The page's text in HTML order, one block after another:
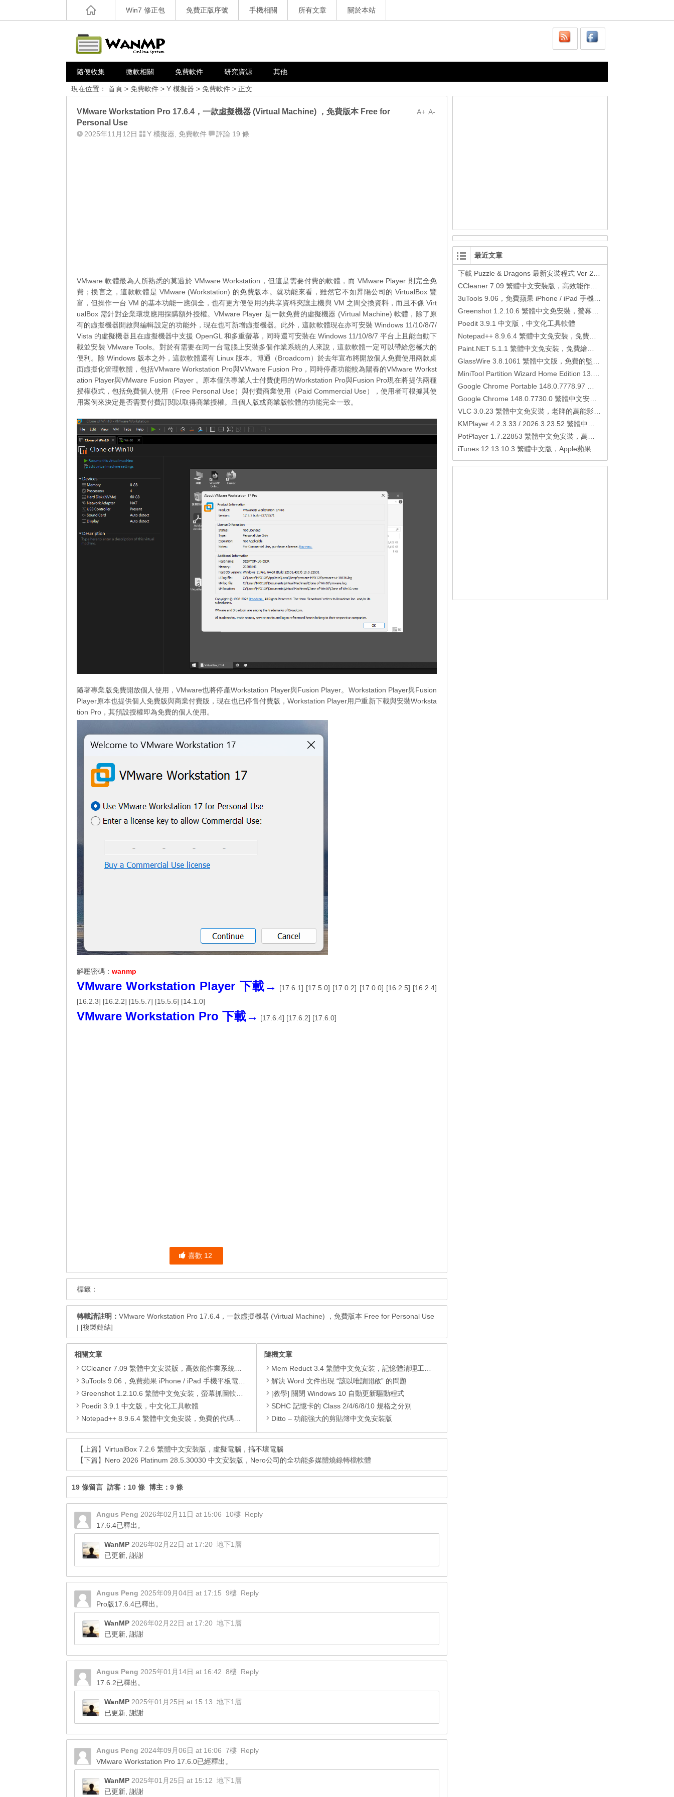
Win7 修正包 免費正版序號 手機相關 所有文章 關於本站
隨便收集 微軟相關 免費軟件 研究資源 其他
現在位置： 首頁 > 免費軟件 > Y 模擬器 > 免費軟件 > 正文
A-
A+
VMware Workstation Pro 17.6.4，一款虛擬機器 (Virtual Machine) ，免費版本 Free for
Personal Use
2025年11月12日 Y 模擬器 免費軟件 評論 19 條
VMware 軟體最為人所熟悉的莫過於 VMware Workstation，但這是需要付費的軟體，而 VMware Player 則完全免
費；換言之，這款軟體是 VMware (Workstation) 的免費版本。就功能來看，雖然它不如昇陽公司的 VirtualBox 豐
富，但操作一台 VM 的基本功能一應俱全，也有更方便使用的共享資料夾讓主機與 VM 之間交換資料，而且不像 Virt
ualBox 需針對企業環境應用採購額外授權。VMware Player 是一款免費的虛擬機器 (Virtual Machine) 軟體，除了原
有的虛擬機器開啟與編輯設定的功能外，現在也可新增虛擬機器。此外，這款軟體現在亦可安裝 Windows 11/10/8/7/
Vista 的虛擬機器且在虛擬機器中支援 OpenGL 和多重螢幕，同時還可安裝在 Windows 11/10/8/7 平台上且能自動下
載並安裝 VMware Tools。對於有需要在同一台電腦上安裝多個作業系統的人來說，這款軟體一定可以帶給您極大的
便利。除 Windows 版本之外，這款軟體還有 Linux 版本。博通（Broadcom）於去年宣布將開放個人免費使用兩款桌
面虛擬化管理軟體，包括VMware Workstation Pro與VMware Fusion Pro，同時停產功能較為陽春的VMware Workst
ation Player與VMware Fusion Player 。原本僅供專業人士付費使用的Workstation Pro與Fusion Pro現在將提供兩種
授權模式，包括免費個人使用（Free Personal Use）與付費商業使用（Paid Commercial Use），使用者可根據其使
用案例來決定是否需要付費訂閱以取得商業授權。且個人版或商業版軟體的功能完全一致。
隨著專業版免費開放個人使用，VMware也將停產Workstation Player與Fusion Player。Workstation Player與Fusion
Player原本也提供個人免費版與商業付費版，現在也已停售付費版，Workstation Player用戶重新下載與安裝Worksta
tion Pro，其預設授權即為免費的個人使用。
解壓密碼： wanmp
VMware Workstation Player 下載→ [17.6.1] [17.5.0] [17.0.2] [17.0.0] [16.2.5] [16.2.4]
[16.2.3] [16.2.2] [15.5.7] [15.5.6] [14.1.0]
VMware Workstation Pro 下載→ [17.6.4] [17.6.2] [17.6.0]
喜歡 12
標籤：
轉載請註明： VMware Workstation Pro 17.6.4，一款虛擬機器 (Virtual Machine) ，免費版本 Free for Personal Use
| [複製鏈結]
相關文章
CCleaner 7.09 繁體中文安裝版，高效能作業系統清理軟體
3uTools 9.06，免費蘋果 iPhone / iPad 手機平板電腦管理備份還原軟體
Greenshot 1.2.10.6 繁體中文免安裝，螢幕抓圖軟體，1.3.315 安裝版
Poedit 3.9.1 中文版，中文化工具軟體
Notepad++ 8.9.6.4 繁體中文免安裝，免費的代碼編輯器
隨機文章
Mem Reduct 3.4 繁體中文免安裝，記憶體清理工具，自動化清除佔用的記憶體
解決 Word 文件出現 “該以唯讀開啟” 的問題
[教學] 關閉 Windows 10 自動更新驅動程式
SDHC 記憶卡的 Class 2/4/6/8/10 規格之分別
Ditto – 功能強大的剪貼簿中文免安裝版
【上篇】 VirtualBox 7.2.6 繁體中文安裝版，虛擬電腦，搞不壞電腦
【下篇】 Nero 2026 Platinum 28.5.30030 中文安裝版，Nero公司的全功能多媒體燒錄轉檔軟體
19 條留言 訪客：10 條 博主：9 條
Angus Peng 2026年02月11日 at 15:06 10樓 Reply
17.6.4已釋出。
WanMP 2026年02月22日 at 17:20 地下1層
已更新, 謝謝
Angus Peng 2025年09月04日 at 17:15 9樓 Reply
Pro版17.6.4已釋出。
WanMP 2026年02月22日 at 17:20 地下1層
已更新, 謝謝
Angus Peng 2025年01月14日 at 16:42 8樓 Reply
17.6.2已釋出。
WanMP 2025年01月25日 at 15:13 地下1層
已更新, 謝謝
Angus Peng 2024年09月06日 at 16:06 7樓 Reply
VMware Workstation Pro 17.6.0已經釋出。
WanMP 2025年01月25日 at 15:12 地下1層
已更新, 謝謝
最近文章
Poedit 3.9.1 中文版，中文化工具軟體